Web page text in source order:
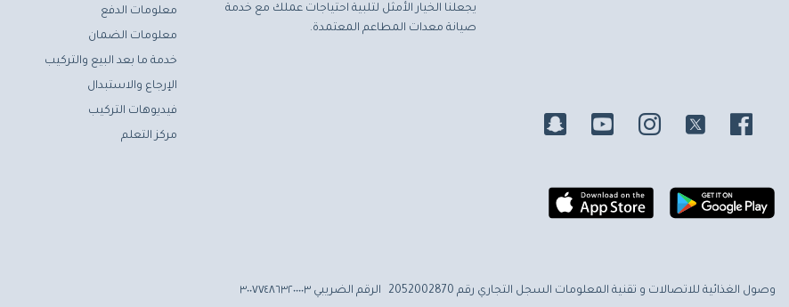
يجعلنا الخيار الأمثل لتلبية احتياجات عملك مع خدمة
صيانة معدات المطاعم المعتمدة.
معلومات الدفع
معلومات الضمان
خدمة ما بعد البيع والتركيب
الإرجاع والاستبدال
فيديوهات التركيب
مركز التعلم
وصول الغذائية للاتصالات و تقنية المعلومات السجل التجاري رقم 2052002870 الرقم الضريبي ٣٠٠٧٧٤٨٦٣٢٠٠٠٠٣